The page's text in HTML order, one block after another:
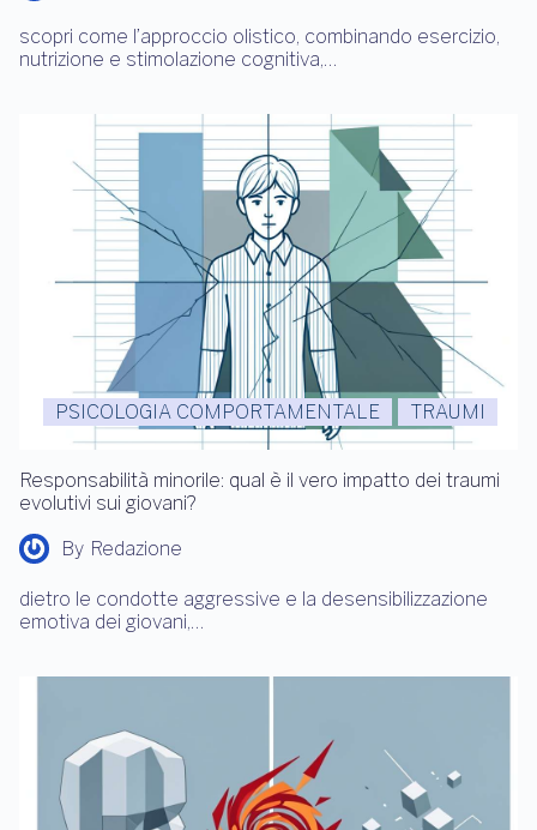
scopri come l’approccio olistico, combinando esercizio,
nutrizione e stimolazione cognitiva,…
PSICOLOGIA COMPORTAMENTALE TRAUMI
Responsabilità minorile: qual è il vero impatto dei traumi
evolutivi sui giovani?
By Redazione
dietro le condotte aggressive e la desensibilizzazione
emotiva dei giovani,…